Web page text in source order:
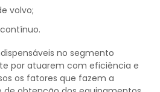
volvo;
no segmento
por atuarem com eficiência e
os fatores que fazem a